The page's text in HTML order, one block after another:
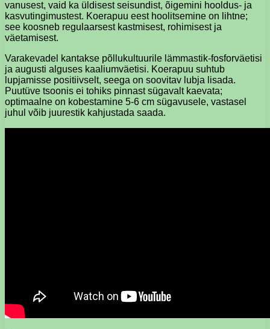
vanusest, vaid ka üldisest seisundist, õigemini hooldus- ja
kasvutingimustest. Koerapuu eest hoolitsemine on lihtne;
see koosneb regulaarsest kastmisest, rohimisest ja
väetamisest.
Varakevadel kantakse põllukultuurile lämmastik-fosforväetisi
ja augusti alguses kaaliumväetisi. Koerapuu suhtub
lupjamisse positiivselt, seega on soovitav lubja lisada.
Puutüve tsoonis ei tohiks pinnast sügavalt kaevata;
optimaalne on kobestamine 5-6 cm sügavusele, vastasel
juhul võib juurestik kahjustada saada.